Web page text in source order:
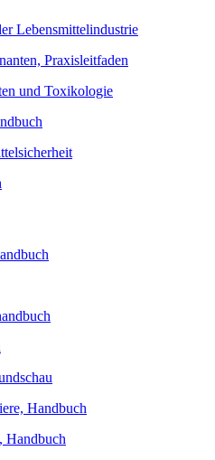
Lebensmittelindustrie
Praxisleitfaden
und Toxikologie
Handbuch
Handbuch